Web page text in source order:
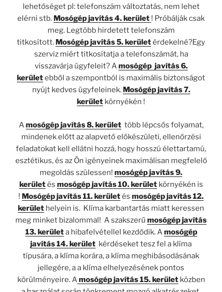
lehetőséget pl: telefonszám változtatás, nem lehet
elérni stb. Mosógép javítás 4. kerület ! Próbálják csak
meg. Legtöbb hirdetett telefonszám
titkosított. Mosógép javítás 5. kerületérdekelné?Egy
szerviz miért titkosítatja a telefonszámát, ha
visszavárja ügyfeleit? Amosógép javítás 6.
kerületebből a szempontból is maximális biztonságot
nyújt kedves ügyfeleinek. Mosógép javítás 7.
kerület környékén !
Amosógép javítás 8. kerülettöbb lépcsős folyamat,
mindenek előtt az alapvető előkészületi, ellenőrzési
feladatokat kell ellátni hozzá, hogy hosszú élettartamú,
esztétikus, és az Ön igényeinek maximálisan megfelelő
megoldás szülessen! mosógép javítás 9.
kerületés mosógép javítás 10. kerületkörnyékén is
! Mosógép javítás 11. kerületés mosógép javítás 12.
kerület helyein is. Klíma karbantartás miatt keressen
meg minket bizalommal! A szakszerű mosógép javítás
13. kerületa hibafelvétellel kezdődik. Amosógép
javítás 14. kerület kérdéseket tesz fel a klíma
típusára, a klíma korára, a klíma meghibásodásának
jellegére, a a klíma elhelyezésének pontos
körülményeire. Amosógép javítás 15. kerületközben